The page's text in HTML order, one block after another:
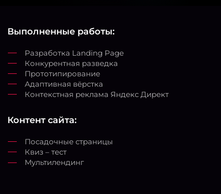
Выполненные работы:
Разработка Landing Page
Конкурентная разведка
Прототипирование
Адаптивная вёрстка
Контекстная реклама Яндекс Директ
Контент сайта:
Посадочные страницы
Квиз – тест
Мультилендинг